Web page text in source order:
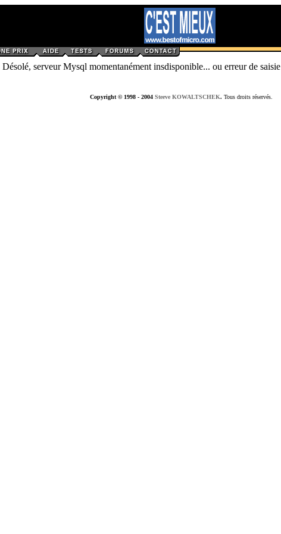
Désolé, serveur Mysql momentanément insdisponible... ou erreur de saisie
Copyright © 1998 - 2004 Steeve KOWALTSCHEK. Tous droits réservés.